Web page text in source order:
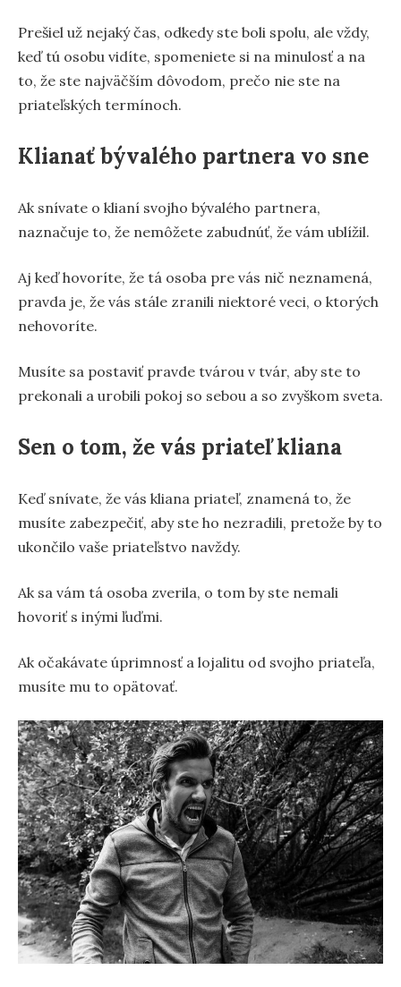
Prešiel už nejaký čas, odkedy ste boli spolu, ale vždy,
keď tú osobu vidíte, spomeniete si na minulosť a na
to, že ste najväčším dôvodom, prečo nie ste na
priateľských termínoch.
Klianať bývalého partnera vo sne
Ak snívate o klianí svojho bývalého partnera,
naznačuje to, že nemôžete zabudnúť, že vám ublížil.
Aj keď hovoríte, že tá osoba pre vás nič neznamená,
pravda je, že vás stále zranili niektoré veci, o ktorých
nehovoríte.
Musíte sa postaviť pravde tvárou v tvár, aby ste to
prekonali a urobili pokoj so sebou a so zvyškom sveta.
Sen o tom, že vás priateľ kliana
Keď snívate, že vás kliana priateľ, znamená to, že
musíte zabezpečiť, aby ste ho nezradili, pretože by to
ukončilo vaše priateľstvo navždy.
Ak sa vám tá osoba zverila, o tom by ste nemali
hovoriť s inými ľuďmi.
Ak očakávate úprimnosť a lojalitu od svojho priateľa,
musíte mu to opätovať.